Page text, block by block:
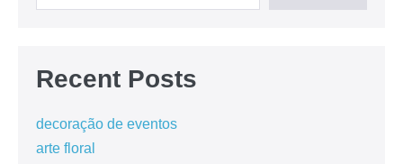
Recent Posts
decoração de eventos
arte floral